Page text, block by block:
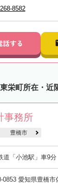
8582
話する
栄町所在・近
事務所
豊橋市
道「小池駅」車9分
0853 愛知県豊橋市